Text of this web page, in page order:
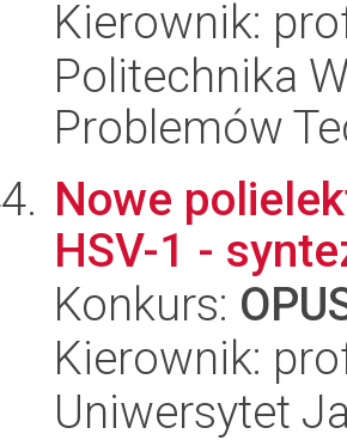
Kierownik:
Politechnika
Problemów
Nowe
HSV-1 -
Konkurs:
Kierownik:
Uniwersytet